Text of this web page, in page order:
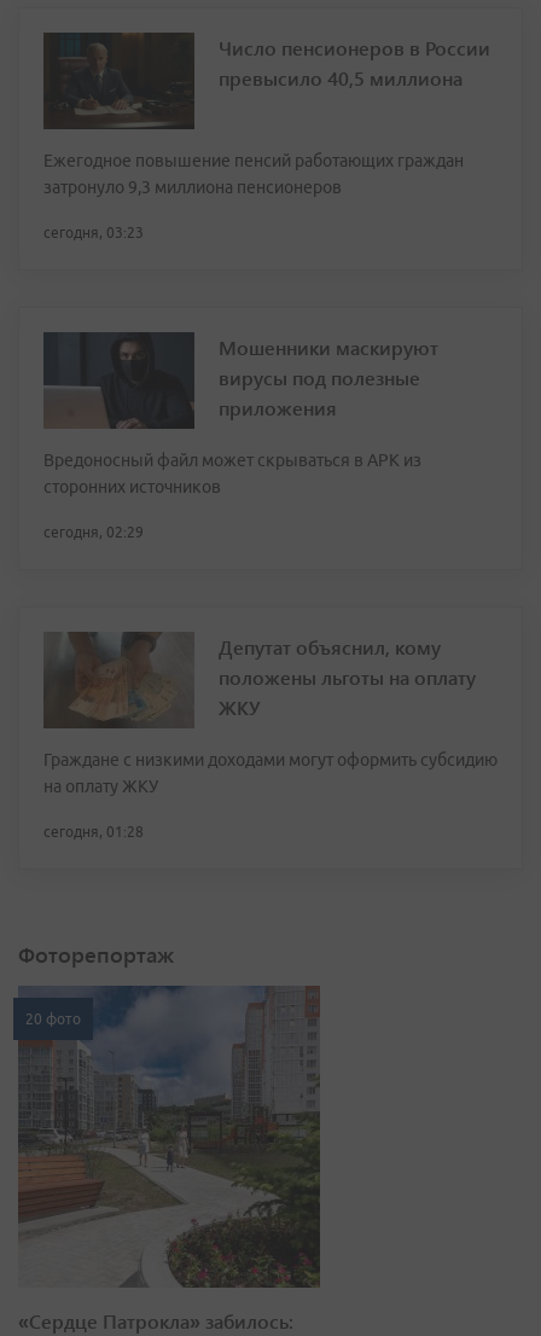
Число пенсионеров в России
превысило 40,5 миллиона
Ежегодное повышение пенсий работающих граждан
затронуло 9,3 миллиона пенсионеров
сегодня, 03:23
Мошенники маскируют
вирусы под полезные
приложения
Вредоносный файл может скрываться в APK из
сторонних источников
сегодня, 02:29
Депутат объяснил, кому
положены льготы на оплату
ЖКУ
Граждане с низкими доходами могут оформить субсидию
на оплату ЖКУ
сегодня, 01:28
Фоторепортаж
20 фото
«Сердце Патрокла» забилось: